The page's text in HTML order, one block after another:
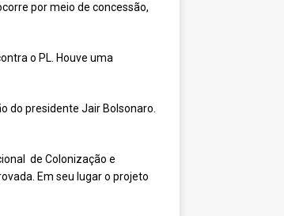
por meio de concessão,
o PL. Houve uma
do presidente Jair Bolsonaro.
de Colonização e
Em seu lugar o projeto